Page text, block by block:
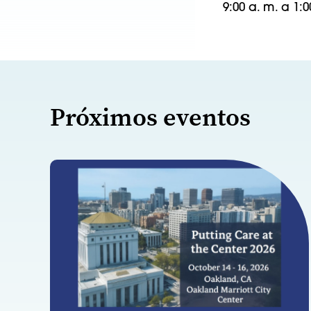
9:00 a. m. a
Próximos eventos